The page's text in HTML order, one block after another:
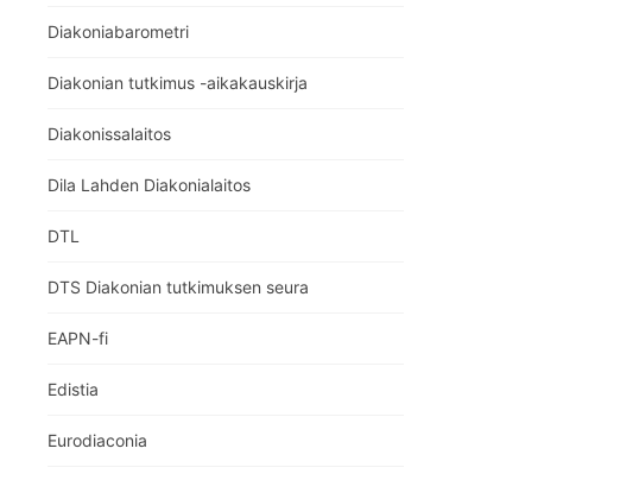
Diakoniabarometri
Diakonian tutkimus -aikakauskirja
Diakonissalaitos
Dila Lahden Diakonialaitos
DTL
DTS Diakonian tutkimuksen seura
EAPN-fi
Edistia
Eurodiaconia